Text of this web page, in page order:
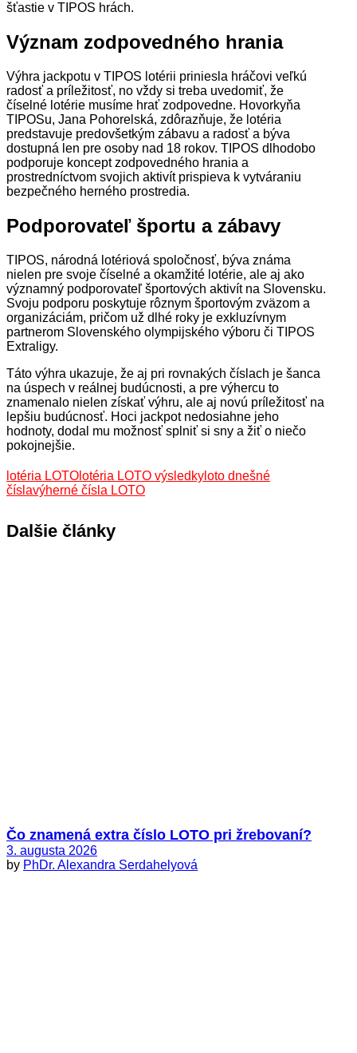
šťastie v TIPOS hrách.
Význam zodpovedného hrania
Výhra jackpotu v TIPOS lotérii priniesla hráčovi veľkú
radosť a príležitosť, no vždy si treba uvedomiť, že
číselné lotérie musíme hrať zodpovedne. Hovorkyňa
TIPOSu, Jana Pohorelská, zdôrazňuje, že lotéria
predstavuje predovšetkým zábavu a radosť a býva
dostupná len pre osoby nad 18 rokov. TIPOS dlhodobo
podporuje koncept zodpovedného hrania a
prostredníctvom svojich aktivít prispieva k vytváraniu
bezpečného herného prostredia.
Podporovateľ športu a zábavy
TIPOS, národná lotériová spoločnosť, býva známa
nielen pre svoje číselné a okamžité lotérie, ale aj ako
významný podporovateľ športových aktivít na Slovensku.
Svoju podporu poskytuje rôznym športovým zväzom a
organizáciám, pričom už dlhé roky je exkluzívnym
partnerom Slovenského olympijského výboru či TIPOS
Extraligy.
Táto výhra ukazuje, že aj pri rovnakých číslach je šanca
na úspech v reálnej budúcnosti, a pre výhercu to
znamenalo nielen získať výhru, ale aj novú príležitosť na
lepšiu budúcnosť. Hoci jackpot nedosiahne jeho
hodnoty, dodal mu možnosť splniť si sny a žiť o niečo
pokojnejšie.
lotéria LOTO lotéria LOTO výsledky loto dnešné
číslavýherné čísla LOTO
Dalšie články
Čo znamená extra číslo LOTO pri žrebovaní?
3. augusta 2026
by PhDr. Alexandra Serdahelyová